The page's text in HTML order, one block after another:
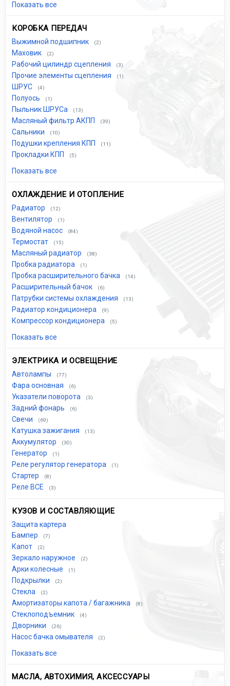
Показать все
КОРОБКА ПЕРЕДАЧ
Выжимной подшипник (2)
Маховик (2)
Рабочий цилиндр сцепления (3)
Прочие элементы сцепления (1)
ШРУС (4)
Полуось (1)
Пыльник ШРУСа (13)
Масляный фильтр АКПП (39)
Сальники (10)
Подушки крепления КПП (11)
Прокладки КПП (5)
Показать все
ОХЛАЖДЕНИЕ И ОТОПЛЕНИЕ
Радиатор (12)
Вентилятор (1)
Водяной насос (84)
Термостат (15)
Масляный радиатор (38)
Пробка радиатора (1)
Пробка расширительного бачка (14)
Расширительный бачок (6)
Патрубки системы охлаждения (13)
Радиатор кондиционера (9)
Компрессор кондиционера (5)
Показать все
ЭЛЕКТРИКА И ОСВЕЩЕНИЕ
Автолампы (77)
Фара основная (6)
Указатели поворота (3)
Задний фонарь (6)
Свечи (69)
Катушка зажигания (13)
Аккумулятор (30)
Генератор (1)
Реле регулятор генератора (1)
Стартер (8)
Реле ВСЕ (3)
КУЗОВ И СОСТАВЛЯЮЩИЕ
Защита картера
Бампер
(7)
Капот (2)
Зеркало наружное (2)
Арки колесные (1)
Подкрылки (2)
Стекла (2)
Амортизаторы капота / багажника (8)
Стеклоподъемник (4)
Дворники (26)
Насос бачка омывателя (2)
Показать все
МАСЛА, АВТОХИМИЯ, АКСЕССУАРЫ